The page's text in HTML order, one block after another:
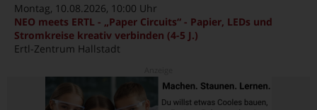
Montag, 10.08.2026, 10:00 Uhr
NEO meets ERTL - „Paper Circuits“ - Papier, LEDs und
Stromkreise kreativ verbinden (4-5 J.)
Ertl-Zentrum Hallstadt